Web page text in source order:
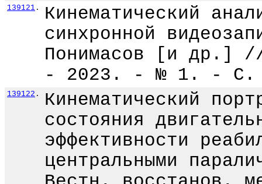
139121 .
Кинематический
синхронной
Понимасов [и др.] //
- 2023. - № 1. - С.
139122 .
Кинематический
состояния
эффективности
центральными